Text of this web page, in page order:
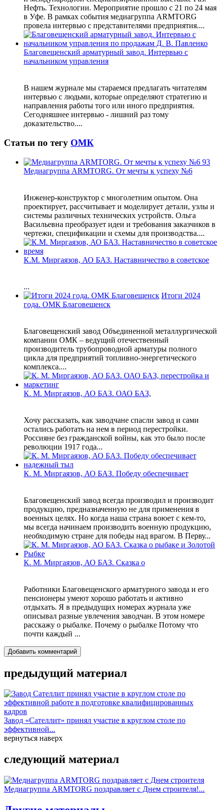
Нефть. Технологии. Мероприятие прошло с 21 по 24 мая
в Уфе. В рамках события медиагруппа ARMTORG
провела интервью с представителями предприятия....
Благовещенский арматурный завод. Интервью с
начальником управления
В нашем журнале мы стараемся предлагать читателям
интервью с людьми, которые определяют стратегию и
направления работы того или иного предприятия.
Сегодняшнее интервью - лишний раз тому
доказательство....
Статьи по тегу ОМК
Медиагруппа ARMTORG. От мечты к успеху №6
Инженер-конструктор с многолетним опытом. Она
проектирует, рассчитывает и моделирует детали, узлы и
системы различных технических устройств. Ольга
Васильевна преобразует идеи и требования заказчиков в
чертежи, спецификации и схемы для производства....
К.М. Миргаязов, АО БАЗ. Наставничество в советское
...
Итоги 2024
года. ОМК Благовещенск
Благовещенский завод Объединенной металлургической
компании ОМК – ведущий отечественный
производитель трубопроводной арматуры полного
цикла для предприятий топливно-энергетического
комплекса....
К. М. Миргаязов, АО БАЗ. ОАО БАЗ,
Хочу рассказать, как заводчане спасли завод и сами
остались работать на нем в период перестройки.
Россияне без гражданской войны, как это было после
революции 1917 года...
К. М. Миргаязов, АО БАЗ. Победу обеспечивает
Благовещенский завод всегда производил и производит
продукцию, предназначенную не для применения в
военных целях. Но когда наша страна воюет с кем-то,
мы всегда начинаем производить военную продукцию,
необходимую стране для победы над врагом. В Перву...
К. М. Миргаязов, АО БАЗ. Сказка о
Работники Благовещенского арматурного завода и его
пенсионеры умеют хорошо работать и активно
отдыхать. Я в предыдущих номерах журнала уже
описывал разные увлечения заводчан. В этом номере
расскажу о рыбалке. Почему о рыбалке Потому что
почти каждый ...
Добавить комментарий
предыдущий материал
Завод «Сателлит» принял участие в круглом столе по
эффективной...
вернуться наверх
следующий материал
Медиагруппа ARMTORG поздравляет с Днем строителя!...